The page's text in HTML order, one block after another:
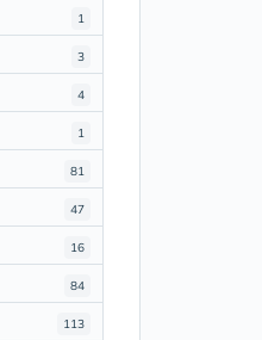
1
3
4
1
81
47
16
84
113